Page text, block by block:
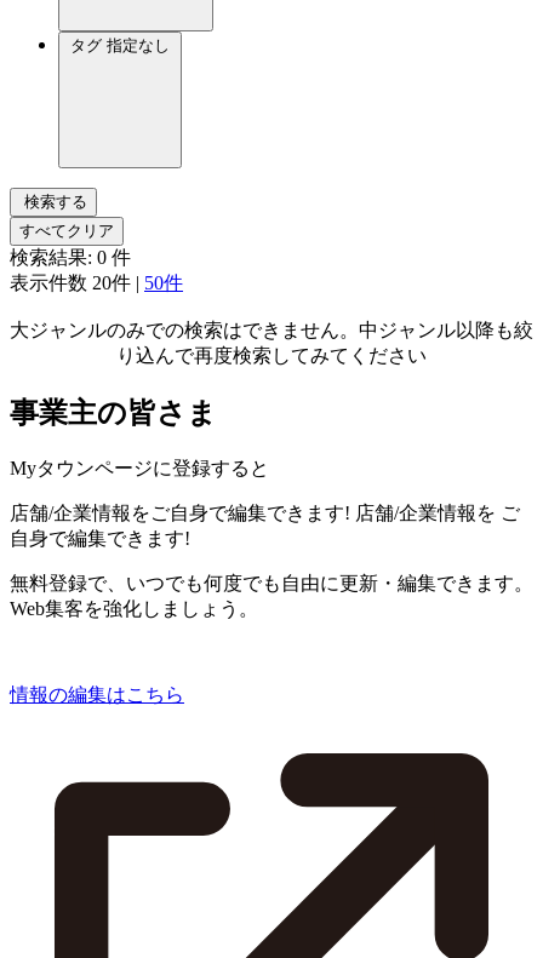
タグ 指定なし
検索する
すべてクリア
検索結果: 0 件
表示件数 20件 | 50件
大ジャンルのみでの検索はできません。中ジャンル以降も絞
り込んで再度検索してみてください
事業主の皆さま
Myタウンページに登録すると
店舗/企業情報をご自身で編集できます! 店舗/企業情報を ご
自身で編集できます!
無料登録で、いつでも何度でも自由に更新・編集できます。
Web集客を強化しましょう。
情報の編集はこちら